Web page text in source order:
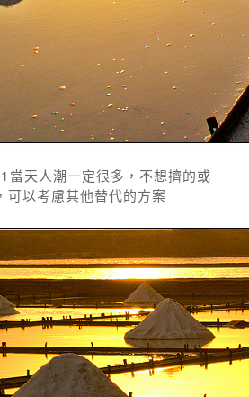
當天人潮一定很多，不想擠的或
可以考慮其他替代的方案